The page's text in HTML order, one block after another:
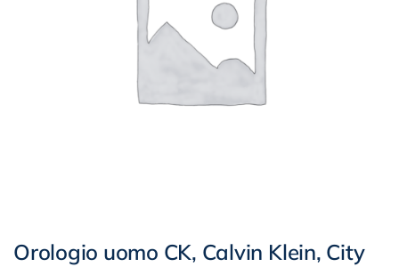
Orologio uomo CK, Calvin Klein, City